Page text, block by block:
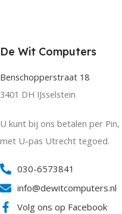
De Wit Computers
Benschopperstraat 18
3401 DH IJsselstein
U kunt bij ons betalen per
met U-pas Utrecht tegoed.
030-6573841
info@dewitcomputers.nl
Volg ons op Facebook